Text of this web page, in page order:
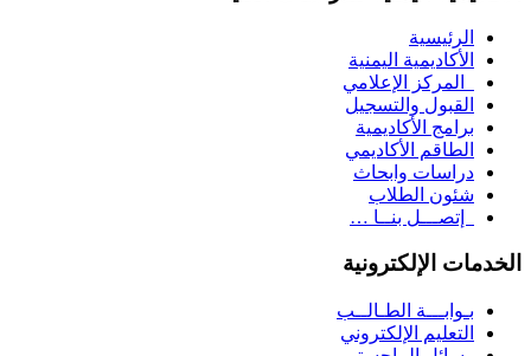
الرئيسية
الأكاديمية اليمنية
المركز الإعلامي
القبول والتسجيل
برامج الأكاديمية
الطاقم الأكاديمي
دراسات وابحاث
شئون الطلاب
إتصـــل بنــا …
الخدمات الإلكترونية
بـوابـــة الطـالــب
التعليم الإلكتروني